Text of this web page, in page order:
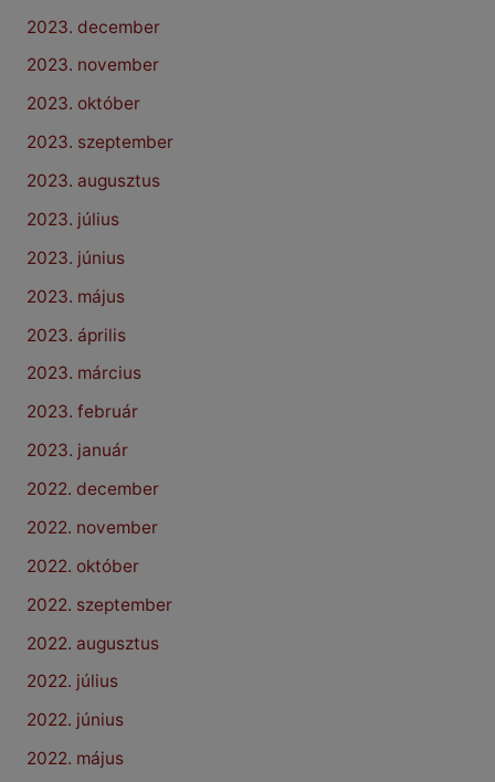
2023. december
2023. november
2023. október
2023. szeptember
2023. augusztus
2023. július
2023. június
2023. május
2023. április
2023. március
2023. február
2023. január
2022. december
2022. november
2022. október
2022. szeptember
2022. augusztus
2022. július
2022. június
2022. május